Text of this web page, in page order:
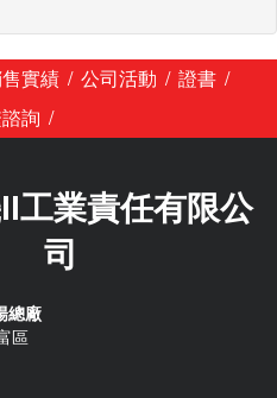
實績 / 公司活動 / 證書 /
詢 /
工業責任有限公
司
總廠
區